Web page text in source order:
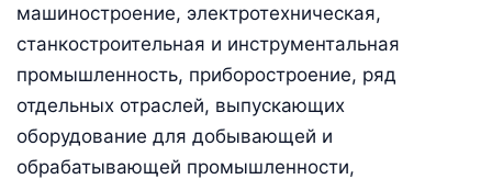
машиностроение, электротехническая,
станкостроительная и инструментальная
промышленность, приборостроение, ряд
отдельных отраслей, выпускающих
оборудование для добывающей и
обрабатывающей промышленности,